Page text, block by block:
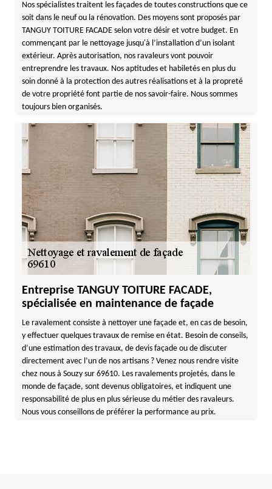
Nos spécialistes traitent les façades de toutes constructions que ce
soit dans le neuf ou la rénovation. Des moyens sont proposés par
TANGUY TOITURE FACADE selon votre désir et votre budget. En
commençant par le nettoyage jusqu'à l’installation d’un isolant
extérieur. Après autorisation, nos ravaleurs vont pouvoir
entreprendre les travaux. Nos aptitudes et habiletés en plus du
soin donné à la protection des autres réalisations et à la propreté
de votre propriété font partie de nos savoir-faire. Nous sommes
toujours bien organisés.
Entreprise TANGUY TOITURE FACADE,
spécialisée en maintenance de façade
Le ravalement consiste à nettoyer une façade et, en cas de besoin,
y effectuer quelques travaux de remise en état. Besoin de conseils,
d’une estimation des travaux, de devis façade ou de discuter
directement avec l’un de nos artisans ? Venez nous rendre visite
chez nous à Souzy sur 69610. Les ravalements projetés, dans le
monde de façade, sont devenus obligatoires, et indiquent une
responsabilité de plus en plus sérieuse du métier des ravaleurs.
Nous vous conseillons de préférer la performance au prix.